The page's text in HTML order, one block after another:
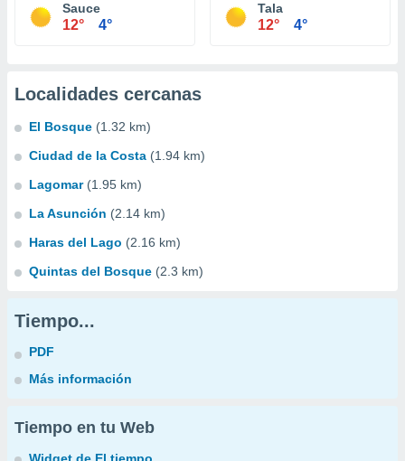
Sauce
12° 4°
Tala
12° 4°
Localidades cercanas
El Bosque (1.32 km)
Ciudad de la Costa (1.94 km)
Lagomar (1.95 km)
La Asunción (2.14 km)
Haras del Lago (2.16 km)
Quintas del Bosque (2.3 km)
Tiempo...
PDF
Más información
Tiempo en tu Web